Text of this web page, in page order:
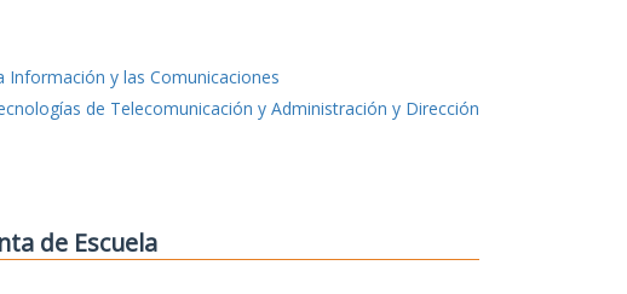
y las Comunicaciones
de Telecomunicación y Administración y Dirección
de Escuela